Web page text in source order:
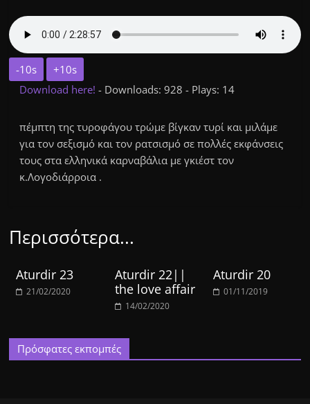
-10s
+10s
Download here!- Downloads: 928 - Plays: 14
πέμπτη της τυροφάγου τρώμε βίγκαν τυρί και μιλάμε
για τον σεξισμό και τον ρατσισμό σε πολλές εκφάνσεις
τους στα ελληνικά καρναβάλια με γκιέστ τον
κ.Λογοδιάρροια .
Περισσότερα...
Aturdir 23
21/02/2020
Aturdir 22||
the love affair
14/02/2020
Aturdir 20
01/11/2019
Πρόσφατες εκπομπές